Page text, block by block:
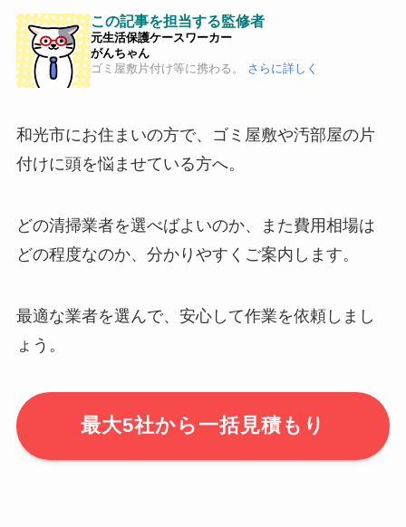
この記事を担当する監修者
元生活保護ケースワーカー
がんちゃん
ゴミ屋敷片付け等に携わる。 さらに詳しく
和光市にお住まいの方で、ゴミ屋敷や汚部屋の片
付けに頭を悩ませている方へ。
どの清掃業者を選べばよいのか、また費用相場は
どの程度なのか、分かりやすくご案内します。
最適な業者を選んで、安心して作業を依頼しまし
ょう。
最大5社から一括見積もり